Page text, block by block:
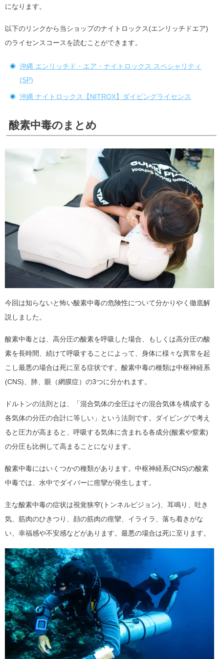
になります。
以下のリンクから当ショップのナイトロックス(エンリッチドエア)
のライセンスコースを読むことができます。
沖縄 エンリッチド・エア・ナイトロックス スペシャリティ
(SP)
沖縄 ナイトロックス【NITROX】ダイビングライセンス
酸素中毒のまとめ
今回は知らないと怖い酸素中毒の危険性について分かりやく徹底解
説しました。
酸素中毒とは、高分圧の酸素を呼吸した場合、もしくは高分圧の酸
素を長時間、続けて呼吸することによって、身体に様々な異常を起
こし最悪の場合は死に至る症状です。酸素中毒の種類は中枢神経系
(CNS)、肺、眼（網膜症）の3つに分かれます。
ドルトンの法則とは、「混合気体の全圧はその混合気体を構成する
各気体の分圧の合計に等しい」という法則です。ダイビングで考え
ると圧力が高まると、呼吸する気体に含まれる各成分(酸素や窒素)
の分圧も比例して高まることになります。
酸素中毒にはいくつかの種類があります。中枢神経系(CNS)の酸素
中毒では、水中でダイバーに痙攣が発生します。
主な酸素中毒の症状は視覚狭窄(トンネルビジョン)、耳鳴り、吐き
気、筋肉のひきつり、顔の筋肉の痙攣、イライラ、落ち着きがな
い、幸福感や不安感などがあります。最悪の場合は死に至ります。